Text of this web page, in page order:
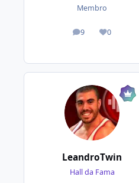
Membro
9
posts 0
Reputação
LeandroTwin
Hall da Fama